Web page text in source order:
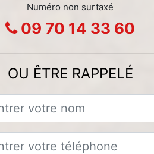
Numéro non surtaxé
09 70 14 33 60
OU ÊTRE RAPPELÉ